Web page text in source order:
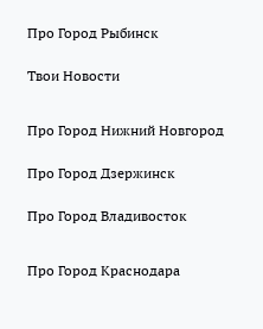
Про Город Рыбинск
Твои Новости
Про Город Нижний Новгород
Про Город Дзержинск
Про Город Владивосток
Про Город Краснодара